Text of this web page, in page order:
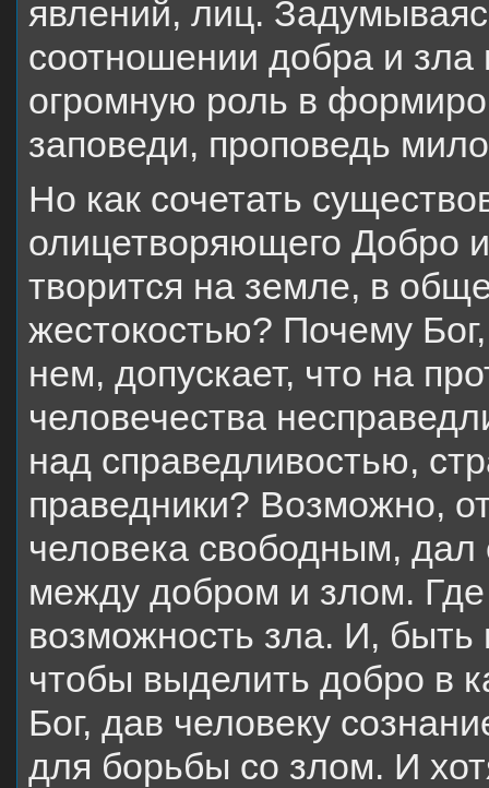
явлений, лиц.
соотношении добра и
огромную роль в
заповеди, проповедь
Но как сочетать
олицетворяющего Добро
творится на земле, в
жестокостью? Почему
нем, допускает, что на
человечества
над справедливостью,
праведники? Возможно,
человека свободным,
между добром и злом.
возможность зла. И, быть
чтобы выделить добро в
Бог, дав человеку
для борьбы со злом. И